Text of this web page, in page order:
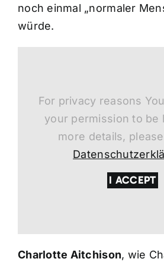
noch einmal „normaler
würde.
For privacy reasons
your permission to be
more details,
I ACCEPT
Charlotte Aitchison, wie